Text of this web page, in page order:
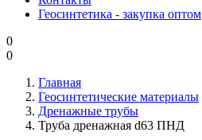
Геосинтетика - закупка оптом
0
0
Главная
Геосинтетические материалы
Дренажные трубы
Труба дренажная d63 ПНД